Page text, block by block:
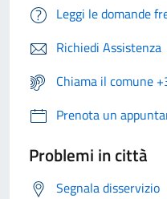
Leggi le domande
Richiedi Assistenza
Chiama il comune
Prenota un
Problemi in città
Segnala disservizio